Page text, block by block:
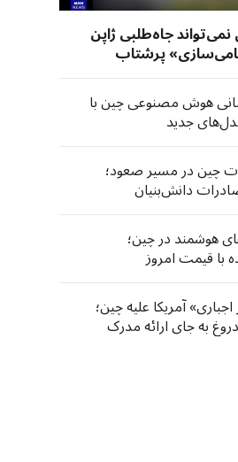
نمی‌تواند جاه‌طلبی ژاپن
پرشتاب
کند
هوش مصنوعی چین با
جدید
چین در مسیر صعود؛
دانش‌بنیان
هوشمند در چین؛
با قیمت امروز
آمریکا علیه چین؛
به جای ارائه مدرک